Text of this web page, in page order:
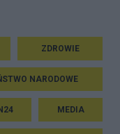
ZDROWIE
NARODOWE
MEDIA